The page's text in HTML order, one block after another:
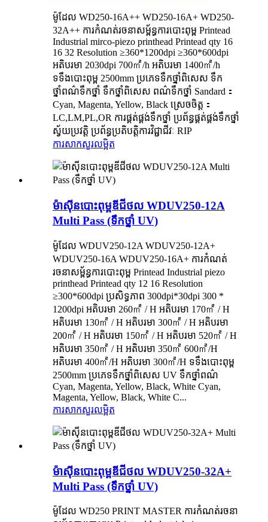
ម៉ូដែល WD250-16A++ WD250-16A+ WD250-
32A++ ការកំណត់រចនាសម្ព័ន្ធការបោះពុម្ព Printead
Industrial mirco-piezo printhead Printead qty 16
16 32 Resolution ≥360*1200dpi ≥360*600dpi
អតិបរមា 2030dpi 700㎡/h អតិបរមា 1400㎡/h
ទទឹងបោះពុម្ព 2500mm ប្រភេទទឹកថ្នាំពិសេស ទឹក
ថ្នាំពណ៌ទឹកថ្នាំ ទឹកថ្នាំពិសេស ពណ៌ទឹកថ្នាំ Sandard：
Cyan, Magenta, Yellow, Black ស្រេចចិត្ត：
LC,LM,PL,OR ការផ្គត់ផ្គង់ទឹកថ្នាំ ប្រព័ន្ធផ្គត់ផ្គង់ទឹកថ្នាំ
ស្វ័យប្រវត្តិ ប្រព័ន្ធប្រតិបត្តិការវិជ្ជាជីវៈ RIP
ការសាកសួរលម្អិត
ម៉ាស៊ីនបោះពុម្ពឌីជីថល WDUV250-12A
Multi Pass (ទឹកថ្នាំ UV)
ម៉ូដែល WDUV250-12A WDUV250-12A+
WDUV250-16A WDUV250-16A+ ការកំណត់
រចនាសម្ព័ន្ធការបោះពុម្ព Printead Industrial piezo
printhead Printead qty 12 16 Resolution
≥300*600dpi ប្រសិទ្ធភាព 300dpi*30dpi 300 *
1200dpi អតិបរមា 260㎡ / H អតិបរមា 170㎡ / H
អតិបរមា 130㎡ / H អតិបរមា 300㎡ / H អតិបរមា
200㎡ / H អតិបរមា 150㎡ / H អតិបរមា 520㎡ / H
អតិបរមា 350㎡ / H អតិបរមា 350㎡ 600㎡/H
អតិបរមា 400㎡/H អតិបរមា 300㎡/H ទទឹងបោះពុម្ព
2500mm ប្រភេទទឹកថ្នាំពិសេស UV ទឹកថ្នាំពណ៌
Cyan, Magenta, Yellow, Black, White Cyan,
Magenta, Yellow, Black, White C...
ការសាកសួរលម្អិត
ម៉ាស៊ីនបោះពុម្ពឌីជីថល WDUV250-32A+
Multi Pass (ទឹកថ្នាំ UV)
ម៉ូដែល WD250 PRINT MASTER ការកំណត់រចនា